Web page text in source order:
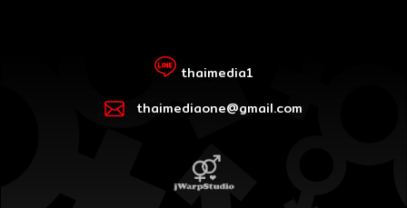
thaimedia1
thaimediaone@gmail.com